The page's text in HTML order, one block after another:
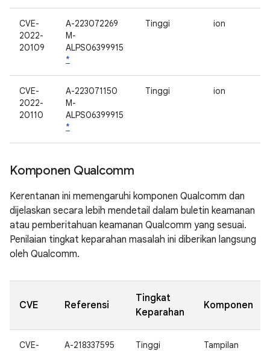
CVE-
2022-
20109
A-223072269
M-
ALPS06399915
*
Tinggi ion
CVE-
2022-
20110
A-223071150
M-
ALPS06399915
*
Tinggi ion
Komponen Qualcomm
Kerentanan ini memengaruhi komponen Qualcomm dan
dijelaskan secara lebih mendetail dalam buletin keamanan
atau pemberitahuan keamanan Qualcomm yang sesuai.
Penilaian tingkat keparahan masalah ini diberikan langsung
oleh Qualcomm.
CVE Referensi
Tingkat
Keparahan
Komponen
CVE-
A-218337595
Tinggi Tampilan